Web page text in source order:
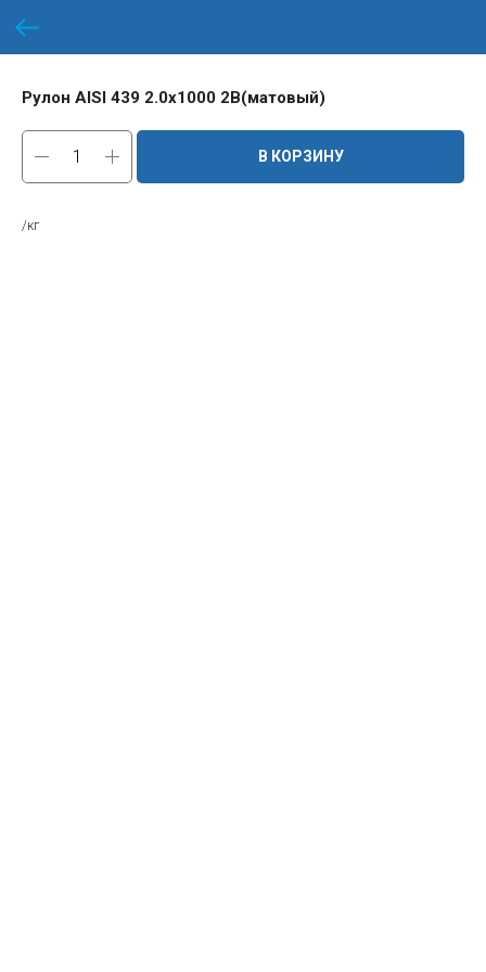
Рулон AISI 439 2.0х1000 2B(матовый)
В КОРЗИНУ
/кг